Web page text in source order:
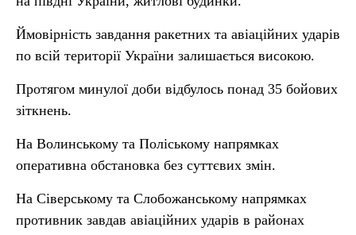
Ймовірність завдання ракетних та авіаційних ударів
по всій території України залишається високою.
Протягом минулої доби відбулось понад 35 бойових
зіткнень.
На Волинському та Поліському напрямках
оперативна обстановка без суттєвих змін.
На Сіверському та Слобожанському напрямках
противник завдав авіаційних ударів в районах